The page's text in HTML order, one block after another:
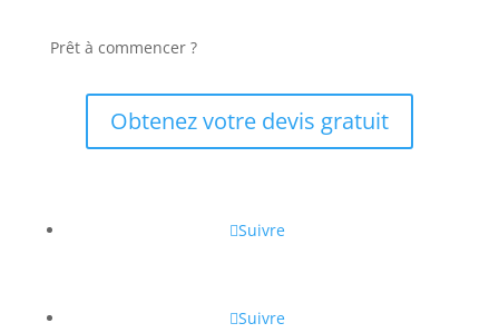
Prêt à commencer ?
Obtenez votre devis gratuit
Suivre
Suivre